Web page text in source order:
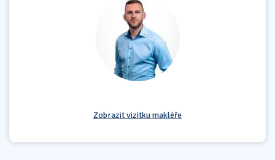
Zobrazit vizitku makléře